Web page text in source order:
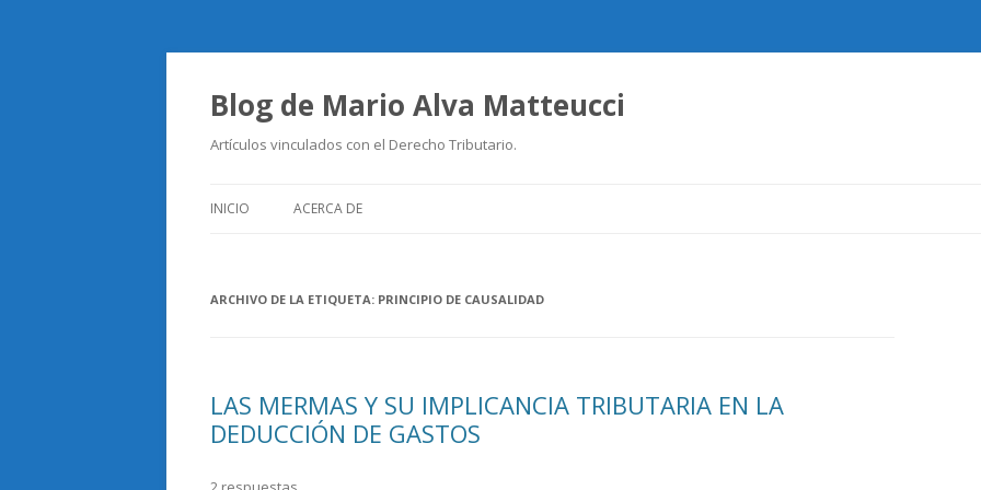
Blog de Mario Alva Matteucci
Artículos vinculados con el Derecho Tributario.
INICIO ACERCA DE
ARCHIVO DE LA ETIQUETA: PRINCIPIO DE CAUSALIDAD
LAS MERMAS Y SU IMPLICANCIA TRIBUTARIA EN LA
DEDUCCIÓN DE GASTOS